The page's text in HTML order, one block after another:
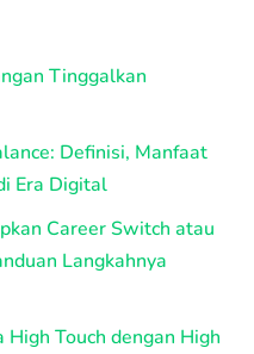
Tinggalkan
Definisi, Manfaat
Era Digital
Career Switch atau
Langkahnya
Touch dengan High